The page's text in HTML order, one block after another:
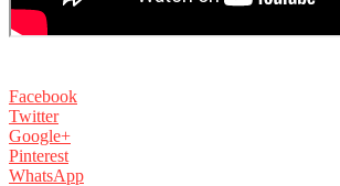
Facebook
Twitter
Google+
Pinterest
WhatsApp